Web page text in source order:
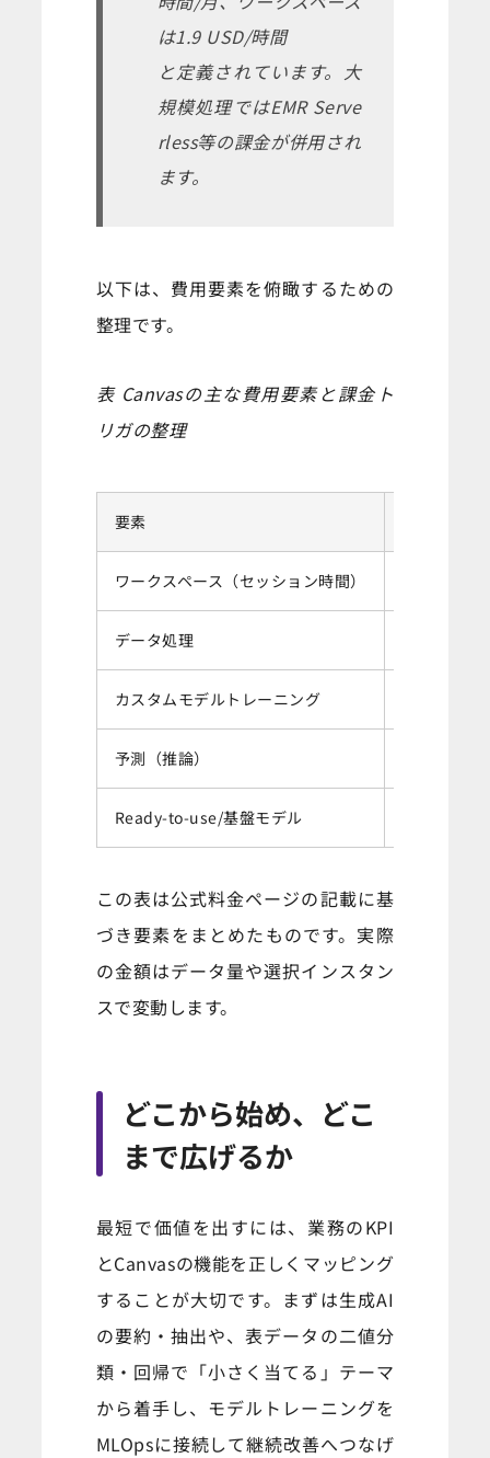
は1.9 USD/時間
と定義されています。大
規模処理ではEMR Serve
rless等の課金が併用され
ます。
以下は、費用要素を俯瞰するための
整理です。
表 Canvasの主な費用要素と課金ト
リガの整理
要素
ワークスペース（セッション時間）
データ処理
カスタムモデルトレーニング
予測（推論）
Ready-to-use/基盤モデル
この表は公式料金ページの記載に基
づき要素をまとめたものです。実際
の金額はデータ量や選択インスタン
スで変動します。
どこから始め、どこ
まで広げるか
最短で価値を出すには、業務のKPI
とCanvasの機能を正しくマッピング
することが大切です。まずは生成AI
の要約・抽出や、表データの二値分
類・回帰で「小さく当てる」テーマ
から着手し、モデルトレーニングを
MLOpsに接続して継続改善へつなげ